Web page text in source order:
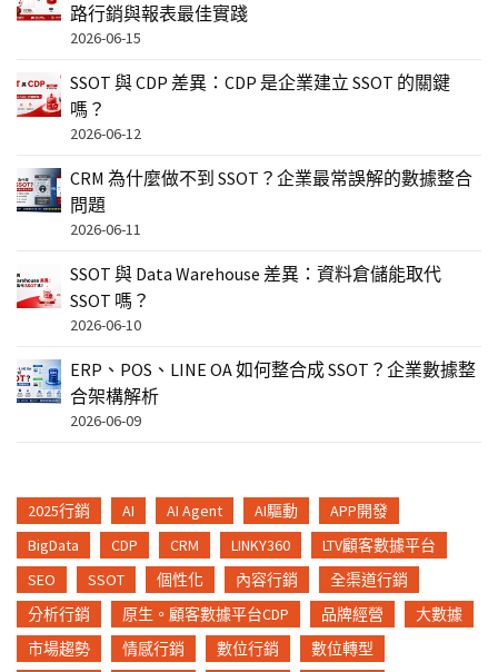
路行銷與報表最佳實踐
2026-06-15
SSOT 與 CDP 差異：CDP 是企業建立 SSOT 的關鍵
嗎？
2026-06-12
CRM 為什麼做不到 SSOT？企業最常誤解的數據整合
問題
2026-06-11
SSOT 與 Data Warehouse 差異：資料倉儲能取代
SSOT 嗎？
2026-06-10
ERP、POS、LINE OA 如何整合成 SSOT？企業數據整
合架構解析
2026-06-09
2025行銷 AI AI Agent AI驅動
APP開發
BigData
CDP CRM LINKY360
LTV顧客數據平台
SEO
SSOT 個性化 內容行銷
全渠道行銷
分析行銷
原生。顧客數據平台CDP 品牌經營
大數據
市場趨勢
情感行銷 數位行銷
數位轉型